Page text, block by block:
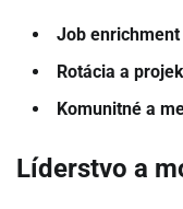
Job
Rotácia a
Komunitné a
Líderstvo a